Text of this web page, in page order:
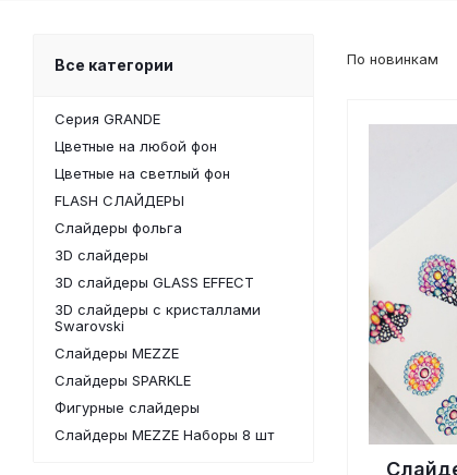
По новинкам
Все категории
Серия GRANDE
Цветные на любой фон
Цветные на светлый фон
FLASH СЛАЙДЕРЫ
Слайдеры фольга
3D слайдеры
3D слайдеры GLASS EFFECT
3D слайдеры с кристаллами
Swarovski
Слайдеры MEZZE
Слайдеры SPARKLE
Фигурные слайдеры
Слайдеры MEZZE Наборы 8 шт